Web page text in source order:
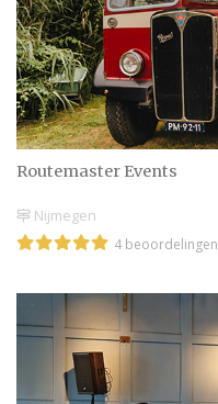
Routemaster Events
Nijmegen
4 beoordelingen